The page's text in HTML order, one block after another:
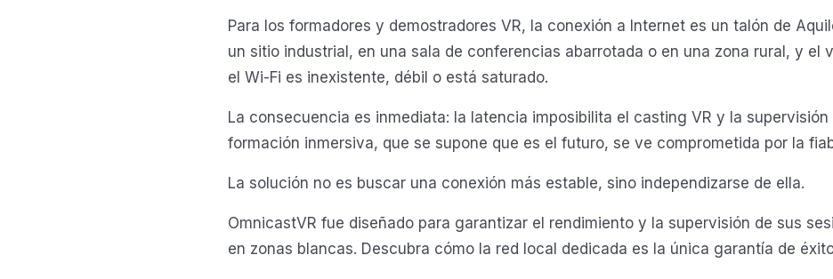
Para los formadores y demostradores VR, la conexión a Internet es un talón de
un sitio industrial, en una sala de conferencias abarrotada o en una zona rural, y el
el Wi-Fi es inexistente, débil o está saturado.
La consecuencia es inmediata: la latencia imposibilita el casting VR y la supervisión
formación inmersiva, que se supone que es el futuro, se ve comprometida por la
La solución no es buscar una conexión más estable, sino independizarse de ella.
OmnicastVR fue diseñado para garantizar el rendimiento y la supervisión de sus
en zonas blancas. Descubra cómo la red local dedicada es la única garantía de